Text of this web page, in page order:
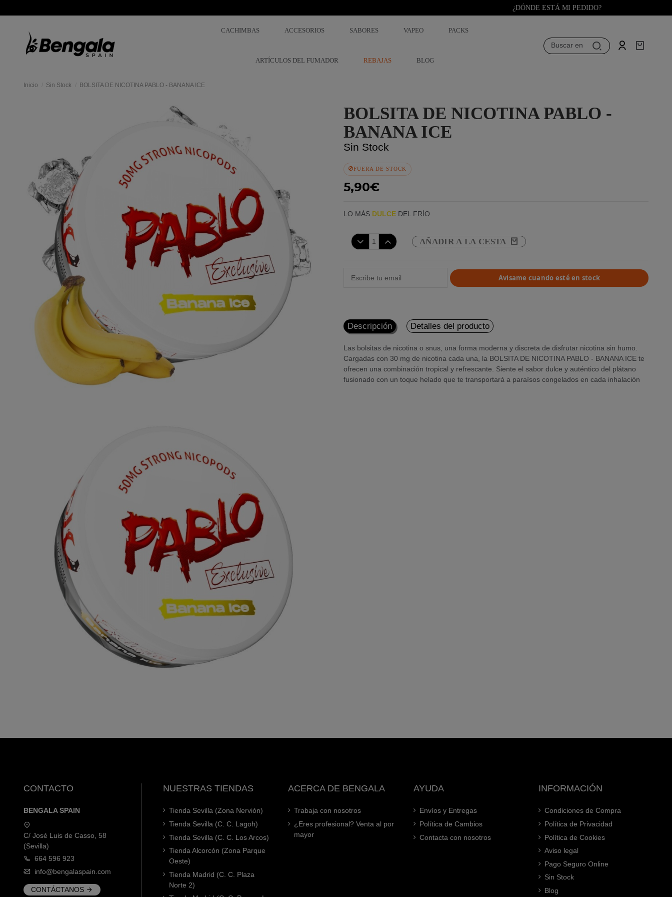
¿DÓNDE ESTÁ MI PEDIDO?
CACHIMBAS ACCESORIOS SABORES VAPEO PACKS
ARTÍCULOS DEL FUMADOR REBAJAS BLOG
Buscar en
Inicio Sin Stock BOLSITA DE NICOTINA PABLO - BANANA ICE
BOLSITA DE NICOTINA PABLO -
BANANA ICE
Sin Stock
FUERA DE STOCK
5,90€
LO MÁS DULCE DEL FRÍO
AÑADIR A LA CESTA
Avisame cuando esté en stock
Descripción Detalles del producto
Las bolsitas de nicotina o snus, una forma moderna y discreta de disfrutar nicotina sin humo.
Cargadas con 30 mg de nicotina cada una, la BOLSITA DE NICOTINA PABLO - BANANA ICE te
ofrecen una combinación tropical y refrescante. Siente el sabor dulce y auténtico del plátano
fusionado con un toque helado que te transportará a paraísos congelados en cada inhalación
CONTACTO
BENGALA SPAIN
C/ José Luis de Casso, 58
(Sevilla)
664 596 923
info@bengalaspain.com
CONTÁCTANOS
NUESTRAS TIENDAS
Tienda Sevilla (Zona Nervión)
Tienda Sevilla (C. C. Lagoh)
Tienda Sevilla (C. C. Los Arcos)
Tienda Alcorcón (Zona Parque
Oeste)
Tienda Madrid (C. C. Plaza
Norte 2)
ACERCA DE BENGALA
Trabaja con nosotros
¿Eres profesional? Venta al por
mayor
AYUDA
Envíos y Entregas
Política de Cambios
Contacta con nosotros
INFORMACIÓN
Condiciones de Compra
Política de Privacidad
Política de Cookies
Aviso legal
Pago Seguro Online
Sin Stock
Blog